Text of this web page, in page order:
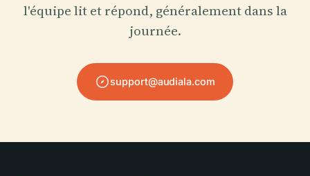
l'équipe lit et répond, généralement dans la
journée.
support@audiala.com